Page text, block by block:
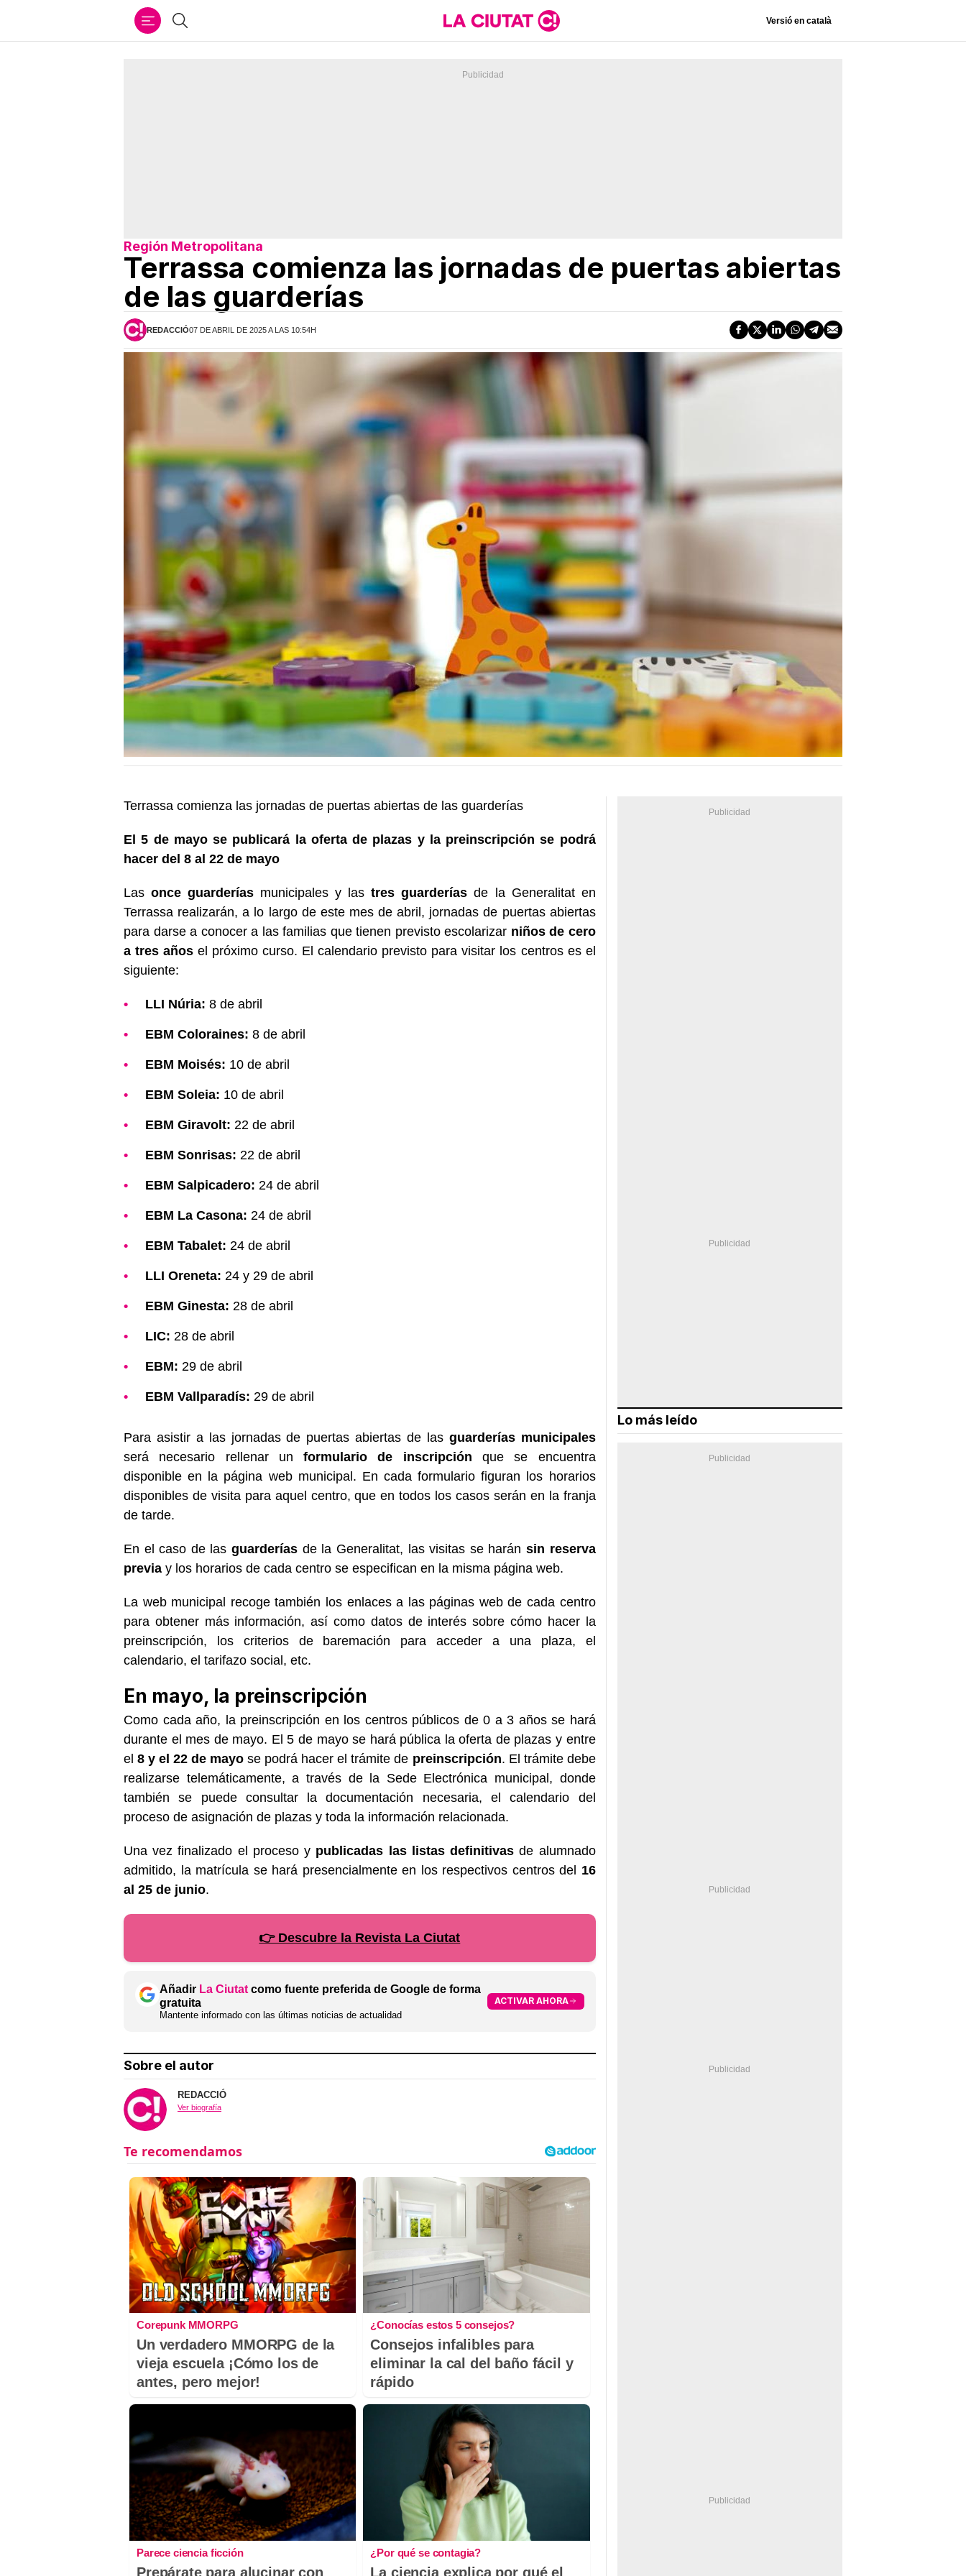
Buscar Versió en català
Región Metropolitana
Terrassa comienza las jornadas de puertas abiertas
de las guarderías
REDACCIÓ07 DE ABRIL DE 2025 A LAS 10:54H
Terrassa comienza las jornadas de puertas abiertas de las guarderías
El 5 de mayo se publicará la oferta de plazas y la preinscripción se podrá
hacer del 8 al 22 de mayo
Lasonce guarderías municipales y las tres guarderías de la Generalitat en
Terrassa realizarán, a lo largo de este mes de abril, jornadas de puertas abiertas
para darse a conocer a las familias que tienen previsto escolarizar niños de cero
a tres años el próximo curso. El calendario previsto para visitar los centros es el
siguiente:
LLI Núria: 8 de abril
EBM Coloraines: 8 de abril
EBM Moisés: 10 de abril
EBM Soleia: 10 de abril
EBM Giravolt: 22 de abril
EBM Sonrisas: 22 de abril
EBM Salpicadero: 24 de abril
EBM La Casona: 24 de abril
EBM Tabalet: 24 de abril
LLI Oreneta: 24 y 29 de abril
EBM Ginesta: 28 de abril
LIC: 28 de abril
EBM: 29 de abril
EBM Vallparadís: 29 de abril
Para asistir a las jornadas de puertas abiertas de lasguarderías municipales
será necesario rellenar unformulario de inscripción que se encuentra
disponible en la página web municipal. En cada formulario figuran los horarios
disponibles de visita para aquel centro, que en todos los casos serán en la franja
de tarde.
En el caso de las guarderías de la Generalitat, las visitas se haránsin reserva
previa y los horarios de cada centro se especifican en la misma página web.
La web municipal recoge también los enlaces a las páginas web de cada centro
para obtener más información, así como datos de interés sobre cómo hacer la
preinscripción, los criterios de baremación para acceder a una plaza, el
calendario, el tarifazo social, etc.
En mayo, la preinscripción
Como cada año, la preinscripción en los centros públicos de 0 a 3 años se hará
durante el mes de mayo. El 5 de mayo se hará pública la oferta de plazas y entre
el8 y el 22 de mayo se podrá hacer el trámite de preinscripción. El trámite debe
realizarse telemáticamente, a través de la Sede Electrónica municipal, donde
también se puede consultar la documentación necesaria, el calendario del
proceso de asignación de plazas y toda la información relacionada.
Una vez finalizado el proceso y publicadas las listas definitivas de alumnado
admitido, la matrícula se hará presencialmente en los respectivos centros del 16
al 25 de junio.
👉 Descubre la Revista La Ciutat
Añadir La Ciutat como fuente preferida de Google de forma
gratuita
Mantente informado con las últimas noticias de actualidad
ACTIVAR AHORA
Sobre el autor
REDACCIÓ
Ver biografía
Corepunk MMORPG
Un verdadero MMORPG de la
vieja escuela ¡Cómo los de
antes, pero mejor!
¿Conocías estos 5 consejos?
Consejos infalibles para
eliminar la cal del baño fácil y
rápido
Parece ciencia ficción
Prepárate para alucinar con
¿Por qué se contagia?
La ciencia explica por qué el
Lo más leído